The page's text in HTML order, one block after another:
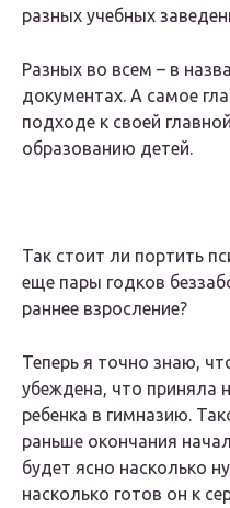
разных учебных
Разных во всем – в
документах. А самое
подходе к своей
образованию детей.
Так стоит ли портить
еще пары годков
раннее взросление?
Теперь я точно знаю,
убеждена, что приняла
ребенка в гимназию.
раньше окончания
будет ясно насколько
насколько готов он к